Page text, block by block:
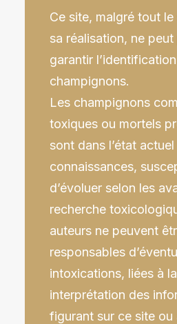
Ce site, malgré tout
sa réalisation, ne
garantir
champignons.
Les champignons
toxiques ou mortels
sont dans l’état
connaissances,
d’évoluer selon les
recherche
auteurs ne peuvent
responsables
intoxications, liées à
interprétation des
figurant sur ce site ou